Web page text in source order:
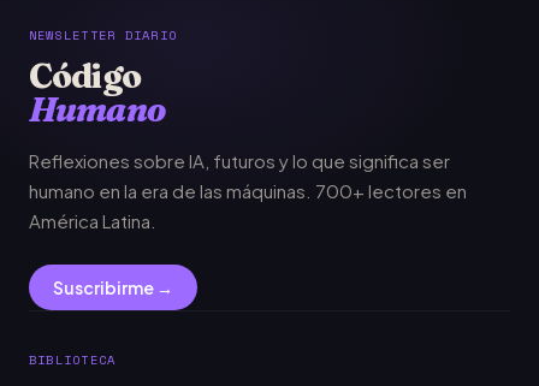
NEWSLETTER DIARIO
Código
Humano
Reflexiones sobre IA, futuros y lo que significa ser
humano en la era de las máquinas. 700+ lectores en
América Latina.
Suscribirme →
BIBLIOTECA